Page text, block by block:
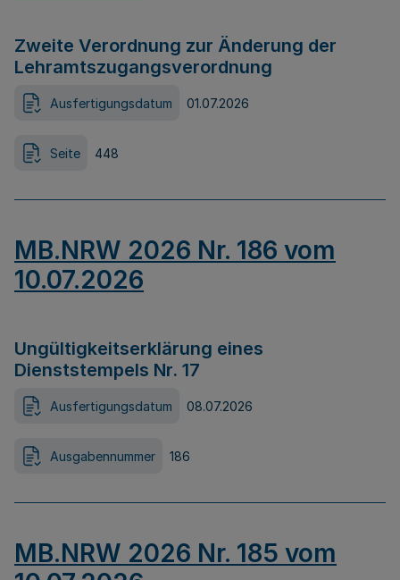
Zweite Verordnung zur Änderung der
Lehramtszugangsverordnung
Ausfertigungsdatum 01.07.2026
Seite 448
MB.NRW 2026 Nr. 186 vom
10.07.2026
Ungültigkeitserklärung eines
Dienststempels Nr. 17
Ausfertigungsdatum 08.07.2026
Ausgabennummer 186
MB.NRW 2026 Nr. 185 vom